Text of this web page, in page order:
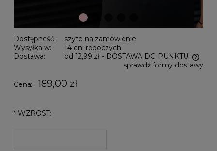
Dostępność:
szyte na zamówienie
Wysyłka w:
14 dni roboczych
Dostawa:
od 12,99 zł - DOSTAWA DO PUNKTU
Cena nie zawiera ewentualnych kosztów płatności
sprawdź formy dostawy
Cena: 189,00 zł
* WZROST: